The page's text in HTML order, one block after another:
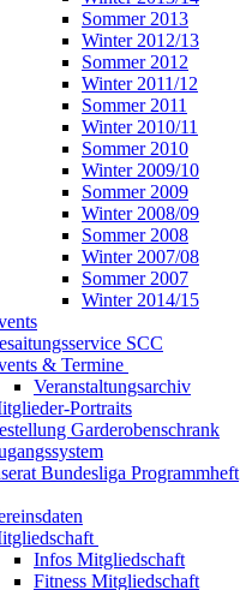
Sommer 2013
Winter 2012/13
Sommer 2012
Winter 2011/12
Sommer 2011
Winter 2010/11
Sommer 2010
Winter 2009/10
Sommer 2009
Winter 2008/09
Sommer 2008
Winter 2007/08
Sommer 2007
Winter 2014/15
SCC
& Termine
Veranstaltungsarchiv
Portraits
Garderobenschrank
Bundesliga Programmheft
Infos Mitgliedschaft
Fitness Mitgliedschaft